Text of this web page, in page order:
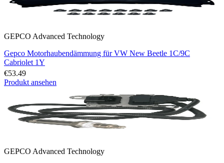
GEPCO Advanced Technology
Gepco Motorhaubendämmung für VW New Beetle 1C/9C
Cabriolet 1Y
€53.49
Produkt ansehen
GEPCO Advanced Technology